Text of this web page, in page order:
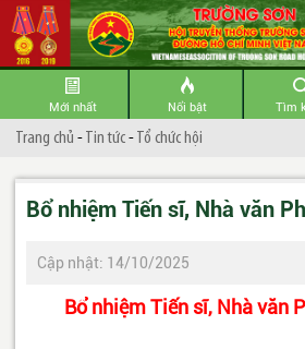
Mới nhất Nổi bật Tìm
Trang chủ -Tin tức-Tổ chức hội
Bổ nhiệm Tiến sĩ, Nhà văn
Cập nhật: 14/10/2025
Bổ nhiệm Tiến sĩ, Nhà văn